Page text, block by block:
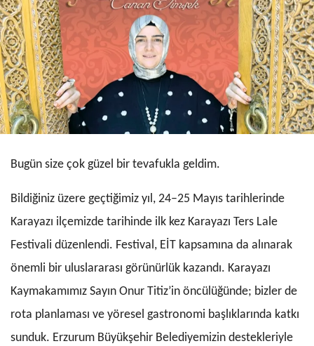
Bugün size çok güzel bir tevafukla geldim.
Bildiğiniz üzere geçtiğimiz yıl, 24–25 Mayıs tarihlerinde
Karayazı ilçemizde tarihinde ilk kez Karayazı Ters Lale
Festivali düzenlendi. Festival, EİT kapsamına da alınarak
önemli bir uluslararası görünürlük kazandı. Karayazı
Kaymakamımız Sayın Onur Titiz’in öncülüğünde; bizler de
rota planlaması ve yöresel gastronomi başlıklarında katkı
sunduk. Erzurum Büyükşehir Belediyemizin destekleriyle